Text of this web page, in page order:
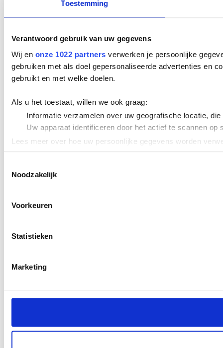
Toestemming
Verantwoord gebruik van uw gegevens
Wij en onze 1022 partners verwerken je persoonlijke
gebruiken met als doel gepersonaliseerde advertenties en
gebruikt en met welke doelen.
Als u het toestaat, willen we ook graag:
Informatie verzamelen over uw geografische locatie,
Uw apparaat identificeren door het actief te scannen op
Lees meer over hoe uw persoonlijke gegevens worden
We gebruiken cookies om content en advertenties te
verstrekt of die ze hebben verzameld op basis van uw
Noodzakelijk
Voorkeuren
Statistieken
Marketing